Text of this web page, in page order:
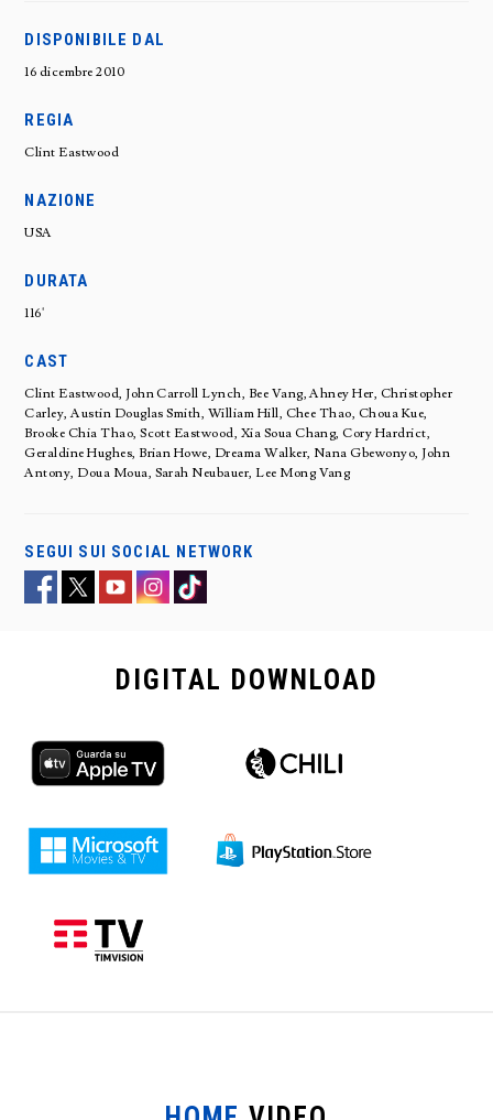
DISPONIBILE DAL
16 dicembre 2010
REGIA
Clint Eastwood
NAZIONE
USA
DURATA
116'
CAST
Clint Eastwood, John Carroll Lynch, Bee Vang, Ahney Her, Christopher
Carley, Austin Douglas Smith, William Hill, Chee Thao, Choua Kue,
Brooke Chia Thao, Scott Eastwood, Xia Soua Chang, Cory Hardrict,
Geraldine Hughes, Brian Howe, Dreama Walker, Nana Gbewonyo, John
Antony, Doua Moua, Sarah Neubauer, Lee Mong Vang
SEGUI SUI SOCIAL NETWORK
DIGITAL DOWNLOAD